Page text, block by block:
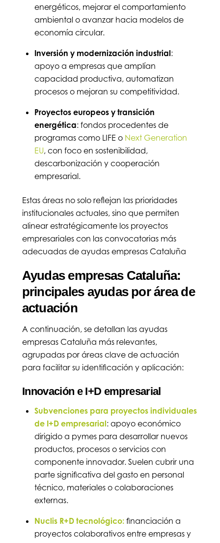
energéticos, mejorar el comportamiento
ambiental o avanzar hacia modelos de
economía circular.
Inversión y modernización industrial:
apoyo a empresas que amplían
capacidad productiva, automatizan
procesos o mejoran su competitividad.
Proyectos europeos y transición
energética: fondos procedentes de
programas como LIFE o Next Generation
EU, con foco en sostenibilidad,
descarbonización y cooperación
empresarial.
Estas áreas no solo reflejan las prioridades
institucionales actuales, sino que permiten
alinear estratégicamente los proyectos
empresariales con las convocatorias más
adecuadas de ayudas empresas Cataluña
Ayudas empresas Cataluña:
principales ayudas por área de
actuación
A continuación, se detallan las ayudas
empresas Cataluña más relevantes,
agrupadas por áreas clave de actuación
para facilitar su identificación y aplicación:
Innovación e I+D empresarial
Subvenciones para proyectos individuales
de I+D empresarial: apoyo económico
dirigido a pymes para desarrollar nuevos
productos, procesos o servicios con
componente innovador. Suelen cubrir una
parte significativa del gasto en personal
técnico, materiales o colaboraciones
externas.
Nuclis R+D tecnológico: financiación a
proyectos colaborativos entre empresas y